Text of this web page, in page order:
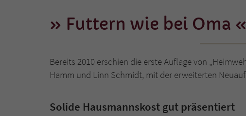
Futtern wie bei Oma
Bereits 2010 erschien die erste Auflage von
Hamm und Linn Schmidt, mit der erweiterten
Solide Hausmannskost gut präsentiert
Name